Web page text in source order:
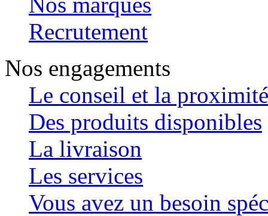
Recrutement
Nos engagements
Le conseil et la proximité
Des produits disponibles
La livraison
Les services
Vous avez un besoin